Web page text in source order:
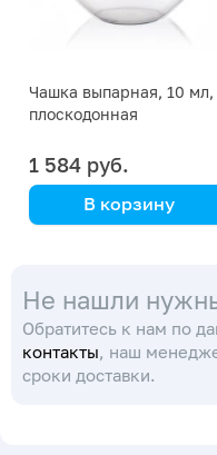
Чашка выпарная, 10 мл,
плоскодонная
1 584 руб.
В корзину
040) (Simax)
Не нашли
Обратитесь к нам по
контакты, наш
сроки доставки.